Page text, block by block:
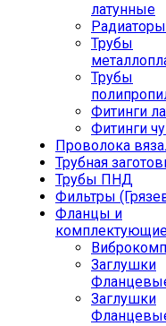
латунные
Радиаторы
Трубы
Трубы
Фитинги
Фитинги
Проволока
Трубная
Трубы ПНД
Фильтры
Фланцы и
Заглушки
Заглушки